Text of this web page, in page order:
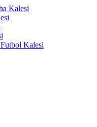
Kalesi
Kalesi